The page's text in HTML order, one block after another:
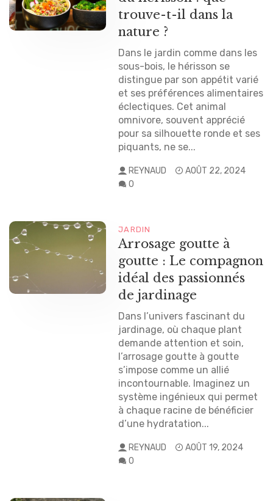
trouve-t-il dans la
nature ?
Dans le jardin comme dans les
sous-bois, le hérisson se
distingue par son appétit varié
et ses préférences alimentaires
éclectiques. Cet animal
omnivore, souvent apprécié
pour sa silhouette ronde et ses
piquants, ne se...
REYNAUD
AOÛT 22, 2024
0
JARDIN
Arrosage goutte à
goutte : Le compagnon
idéal des passionnés
de jardinage
Dans l’univers fascinant du
jardinage, où chaque plant
demande attention et soin,
l’arrosage goutte à goutte
s’impose comme un allié
incontournable. Imaginez un
système ingénieux qui permet
à chaque racine de bénéficier
d’une hydratation...
REYNAUD
AOÛT 19, 2024
0